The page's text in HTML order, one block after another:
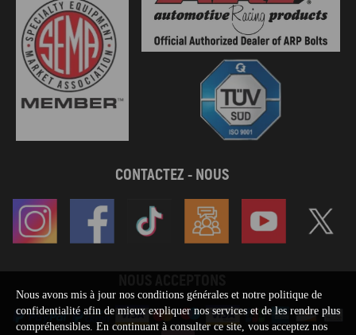
CONTACTEZ - NOUS
Nous avons mis à jour nos conditions générales et notre politique de
confidentialité afin de mieux expliquer nos services et de les rendre plus
compréhensibles. En continuant à consulter ce site, vous acceptez nos